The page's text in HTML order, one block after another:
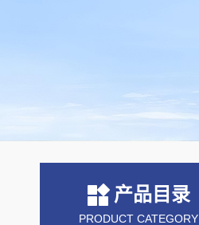
产品目录
PRODUCT CATEGORY